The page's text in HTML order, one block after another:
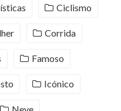
Ciclismo
Corrida
Famoso
Icónico